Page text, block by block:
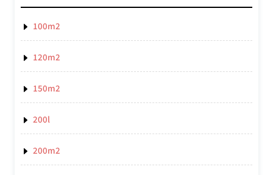
100m2
120m2
150m2
200l
200m2